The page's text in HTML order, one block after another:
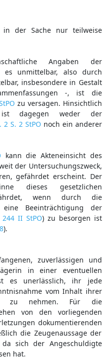
in der Sache nur teilweise
Angaben der
es unmittelbar, also durch
insbesondere in Gestalt
-, ist die
zu versagen. Hinsichtlich
dagegen weder der
2 S. 2 StPO noch ein anderer
kann die Akteneinsicht des
der Untersuchungszweck,
gefährdet erscheint. Der
dieses gesetzlichen
wenn durch die
eine Beeinträchtigung der
244 II StPO) zu besorgen ist
).
zuverlässigen und
in einer eventuellen
es unerlässlich, ihr jede
vom Inhalt ihrer
zu nehmen. Für die
von den vorliegenden
dokumentierenden
die Zeugenaussage der
sich der Angeschuldigte
hat.